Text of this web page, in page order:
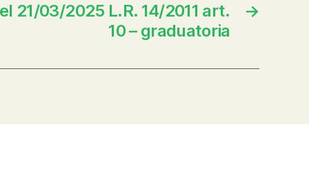
→
21/03/2025 L.R. 14/2011 art.
10 – graduatoria